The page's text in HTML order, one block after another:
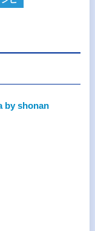
by shonan